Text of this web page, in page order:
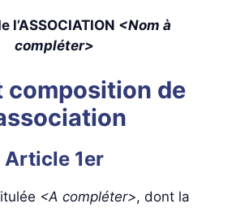
l’ASSOCIATION <Nom à
compléter>
composition de
Article 1er
<A compléter>, dont la